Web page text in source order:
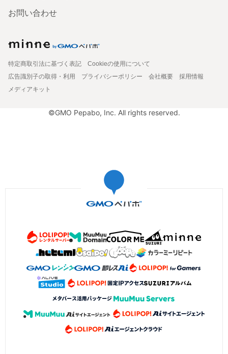
お問い合わせ
特定商取引法に基づく表記
Cookieの使用について
広告識別子の取得・利用
プライバシーポリシー 会社概要
採用情報
メディアキット
©GMO Pepabo, Inc. All rights reserved.